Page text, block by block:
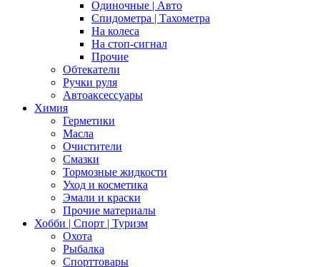
Одиночные | Авто
Спидометра | Тахометра
На колеса
На стоп-сигнал
Прочие
Обтекатели
Ручки руля
Автоаксессуары
Химия
Герметики
Масла
Очистители
Смазки
Тормозные жидкости
Уход и косметика
Эмали и краски
Прочие материалы
Хобби | Cпорт | Туризм
Охота
Рыбалка
Спорттовары